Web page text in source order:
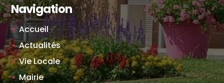
Navigation
Accueil
Actualités
Vie Locale
Mairie